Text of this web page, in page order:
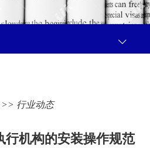
>> 行业动态
行机构的安装操作规范